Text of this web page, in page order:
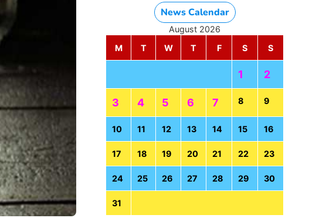
News Calendar
August 2026
M
T W T F S S
1 2
3 4 5 6 7 8 9
10 11 12 13 14 15 16
17 18 19 20 21 22 23
24 25 26 27 28 29 30
31